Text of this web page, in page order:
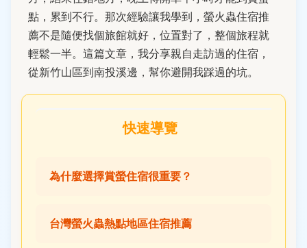
點，累到不行。那次經驗讓我學到，螢火蟲住宿推
薦不是隨便找個旅館就好，位置對了，整個旅程就
輕鬆一半。這篇文章，我分享親自走訪過的住宿，
從新竹山區到南投溪邊，幫你避開我踩過的坑。
快速導覽
為什麼選擇賞螢住宿很重要？
台灣螢火蟲熱點地區住宿推薦